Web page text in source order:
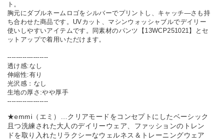
ト。
胸元にダブルネームロゴをシルバーでプリントし、キャッチ―さも持
ち合わせた商品です。UVカット、マシンウォッシャブルでデイリー
使いしやすいアイテムです。同素材のパンツ【13WCP251021】とセ
ットアップで着用いただけます。
-------------------
透け感:なし
伸縮性:有り
光沢感：なし
生地の厚さ:やや厚手
-------------------
★emmi（エミ）…クリアモードをコンセプトにしたベーシック
且つ洗練された大人のデイリーウェア、ファッションのトレン
ドを取り入れたリラクシーなウェルネス＆トレーニングウェア